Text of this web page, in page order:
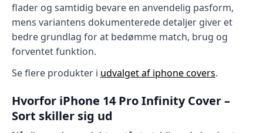
flader og samtidig bevare en anvendelig pasform,
mens variantens dokumenterede detaljer giver et
bedre grundlag for at bedømme match, brug og
forventet funktion.
Se flere produkter i udvalget af iphone covers.
Hvorfor iPhone 14 Pro Infinity Cover –
Sort skiller sig ud